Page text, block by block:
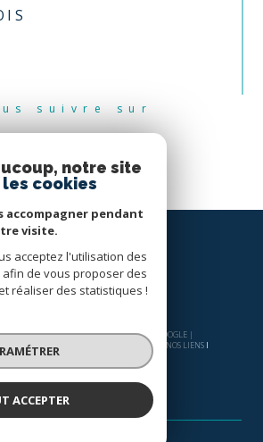
suivre sur
RÉSERVÉS | TRADUCTION POWERED BY GOOGLE |
DU SITE MENTIONS LÉGALES ADMIN
NOS LIENS
POLITIQUE RGPD
notre site
cookies
accompagner pendant
visite.
acceptez l'utilisation des
de vous proposer des
réaliser des statistiques !
ACCEPTER